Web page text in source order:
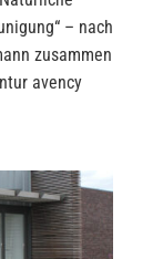
– nach
zusammen
avency